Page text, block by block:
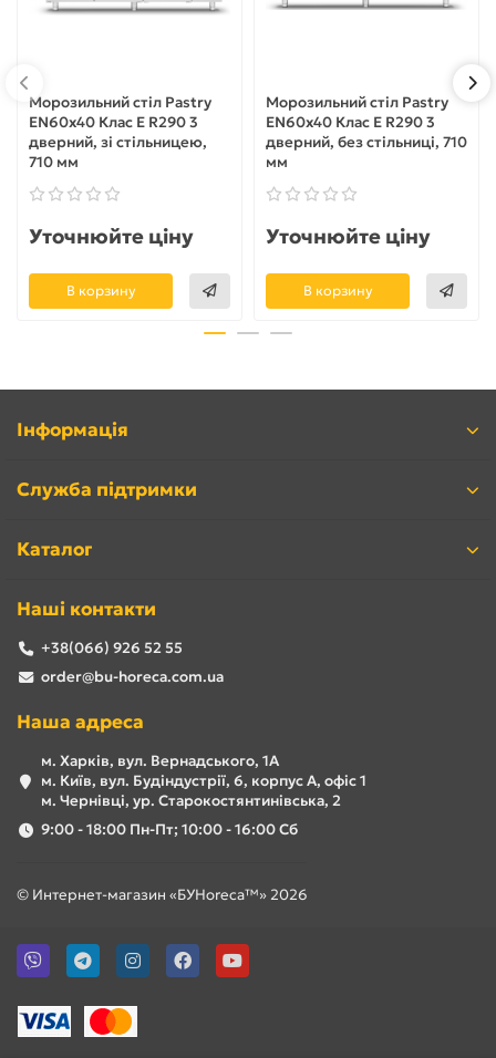
Морозильний стіл Pastry
EN60x40 Клас E R290 3
дверний, зі стільницею,
710 мм
Уточнюйте ціну
В корзину
Морозильний стіл Pastry
EN60x40 Клас E R290 3
дверний, без стільниці, 710
мм
Уточнюйте ціну
В корзину
Інформація
Служба підтримки
Каталог
Наші контакти
+38(066) 926 52 55
order@bu-horeca.com.ua
Наша адреса
м. Харків, вул. Вернадського, 1А
м. Київ, вул. Будіндустрії, 6, корпус А, офіс 1
м. Чернівці, ур. Старокостянтинівська, 2
9:00 - 18:00 Пн-Пт; 10:00 - 16:00 Сб
© Интернет-магазин «БУHoreca™» 2026